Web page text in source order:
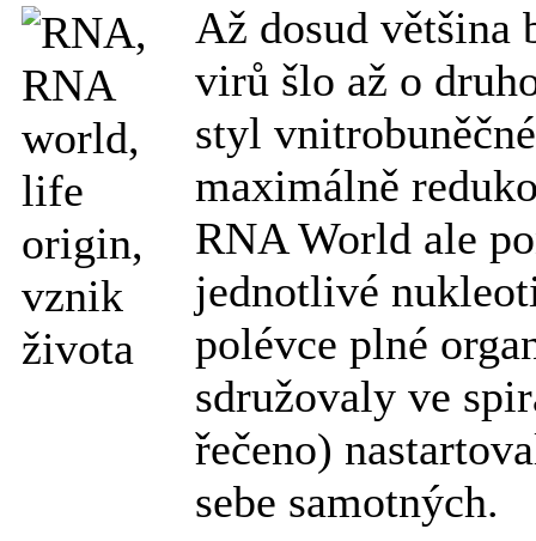
Až dosud většina
virů šlo až o
styl
maximálně
RNA World ale
jednotlivé
polévce plné
sdružovaly ve
řečeno)
sebe samotných.